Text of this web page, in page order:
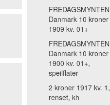
FREDAGSMYNTEN
Danmark 10 kroner
1909 kv. 01+
FREDAGSMYNTEN
Danmark 10 kroner
1900 kv. 01+,
speilflater
2 kroner 1917 kv. 1,
renset, kh